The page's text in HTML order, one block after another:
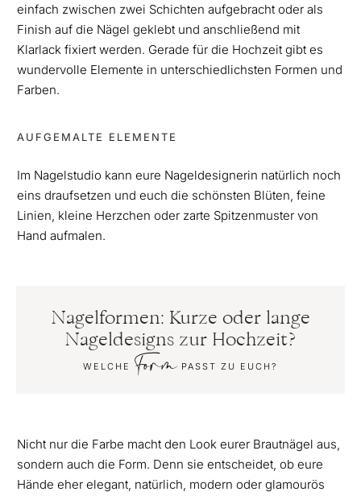
einfach zwischen zwei Schichten aufgebracht oder als
Finish auf die Nägel geklebt und anschließend mit
Klarlack fixiert werden. Gerade für die Hochzeit gibt es
wundervolle Elemente in unterschiedlichsten Formen und
Farben.
AUFGEMALTE ELEMENTE
Im Nagelstudio kann eure Nageldesignerin natürlich noch
eins draufsetzen und euch die schönsten Blüten, feine
Linien, kleine Herzchen oder zarte Spitzenmuster von
Hand aufmalen.
Nagelformen: Kurze oder lange
Nageldesigns zur Hochzeit?
WELCHE Form PASST ZU EUCH?
Nicht nur die Farbe macht den Look eurer Brautnägel aus,
sondern auch die Form. Denn sie entscheidet, ob eure
Hände eher elegant, natürlich, modern oder glamourös